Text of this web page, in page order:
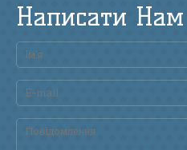
Написати Нам